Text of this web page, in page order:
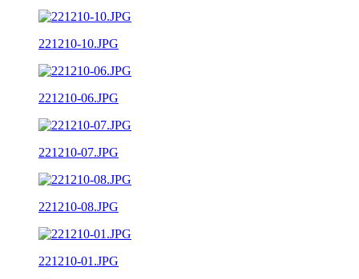
221210-10.JPG
221210-06.JPG
221210-07.JPG
221210-08.JPG
221210-01.JPG